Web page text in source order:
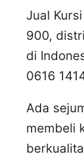
Jual
900,
di
0616
Ada
membeli